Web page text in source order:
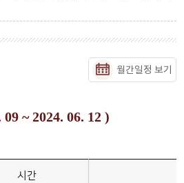
월간일정 보기
~ 2024. 06. 12 )
시간